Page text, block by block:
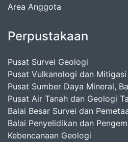
Area Anggota
Perpustakaan
Pusat Survei Geologi
Pusat Vulkanologi dan
Pusat Sumber Daya Mineral,
Pusat Air Tanah dan Geologi
Balai Besar Survei dan
Balai Penyelidikan dan
Kebencanaan Geologi